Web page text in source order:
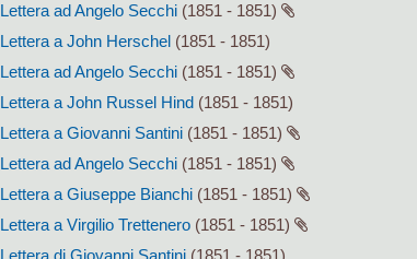
Lettera ad Angelo Secchi (1851 - 1851)
Lettera a John Herschel (1851 - 1851)
Lettera ad Angelo Secchi (1851 - 1851)
Lettera a John Russel Hind (1851 - 1851)
Lettera a Giovanni Santini (1851 - 1851)
Lettera ad Angelo Secchi (1851 - 1851)
Lettera a Giuseppe Bianchi (1851 - 1851)
Lettera a Virgilio Trettenero (1851 - 1851)
Lettera di Giovanni Santini (1851 - 1851)